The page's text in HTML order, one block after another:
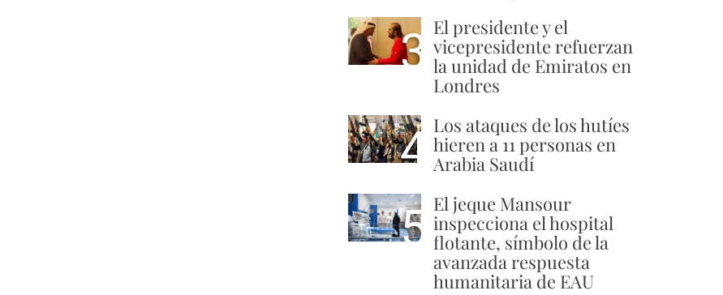
3 El presidente y el
vicepresidente refuerzan
la unidad de Emiratos en
Londres
4 Los ataques de los hutíes
hieren a 11 personas en
Arabia Saudí
5 El jeque Mansour
inspecciona el hospital
flotante, símbolo de la
avanzada respuesta
humanitaria de EAU